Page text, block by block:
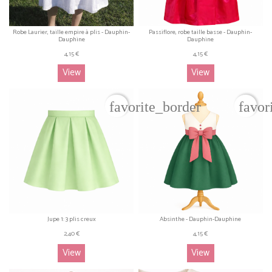
Robe Laurier, taille empire à plis - Dauphin-
Dauphine
4,15 €
View
Passiflore, robe taille basse - Dauphin-
Dauphine
4,15 €
View
favorite_border
Jupe 1: 3 plis creux
2,40 €
View
Absinthe - Dauphin-Dauphine
4,15 €
View